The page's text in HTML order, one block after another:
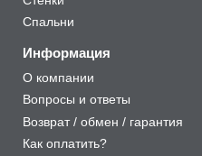
Спальни
Информация
О компании
Вопросы и ответы
Возврат / обмен / гарантия
Как оплатить?